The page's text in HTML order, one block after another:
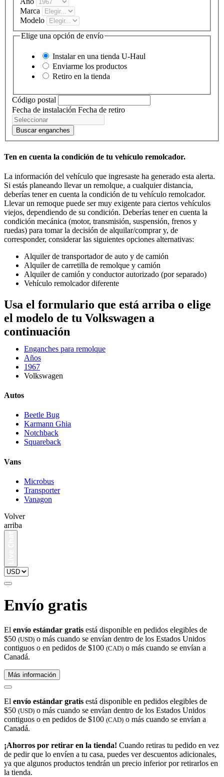
Marca
Modelo
Elige una opción de envío
Instalar en una tienda U-Haul
Enviarme los productos
Retiro en la tienda
Código postal
Fecha de instalación Fecha de retiro
Buscar enganches
Ten en cuenta la condición de tu vehículo remolcador.
La información del vehículo que ingresaste ha generado esta alerta.
Si estás planeando llevar un remolque, a cualquier distancia,
deberías tener en cuenta la condición de tu vehículo remolcador.
Llevar un remoque puede ser muy exigente para ciertos vehículos
viejos, dependiendo de su condición. Deberías tener en cuenta la
condición mecánica (motor, transmisión, suspensión, frenos y
ruedas) para tomar la decisión de alquilar/comprar y, de
corresponder, considerar las siguientes opciones alternativas:
Alquiler de transportador de auto y de camión
Alquiler de carretilla de remolque y camión
Alquiler de camión y conductor autorizado (por separado)
Vehículo remolcador diferente
Usa el formulario que está arriba o elige
el modelo de tu Volkswagen a
continuación
Enganches para remolque
Años
1967
Volkswagen
Autos
Beetle Bug
Karmann Ghia
Notchback
Squareback
Vans
Microbus
Transporter
Vanagon
Volver
arriba
Envío gratis
El envío estándar gratis está disponible en pedidos elegibles de
$50 (USD) o más cuando se envían dentro de los Estados Unidos
contiguos o en pedidos de $100 (CAD) o más cuando se envían a
Canadá.
Más información
El envío estándar gratis está disponible en pedidos elegibles de
$50 (USD) o más cuando se envían dentro de los Estados Unidos
contiguos o en pedidos de $100 (CAD) o más cuando se envían a
Canadá.
¡Ahorros por retirar en la tienda! Cuando retiras tu pedido en vez
de pedir que lo envíen a tu casa, puedes ver descuentos adicionales,
ya que algunos productos tendrán un precio inferior por retirarlos en
la tienda.